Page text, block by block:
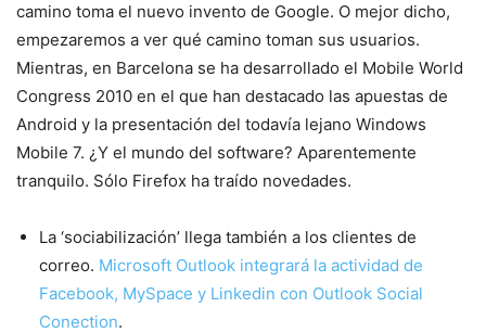
camino toma el nuevo invento de Google. O mejor dicho,
empezaremos a ver qué camino toman sus usuarios.
Mientras, en Barcelona se ha desarrollado el Mobile World
Congress 2010 en el que han destacado las apuestas de
Android y la presentación del todavía lejano Windows
Mobile 7. ¿Y el mundo del software? Aparentemente
tranquilo. Sólo Firefox ha traído novedades.
La ‘sociabilización’ llega también a los clientes de
correo. Microsoft Outlook integrará la actividad de
Facebook, MySpace y Linkedin con Outlook Social
Conection.